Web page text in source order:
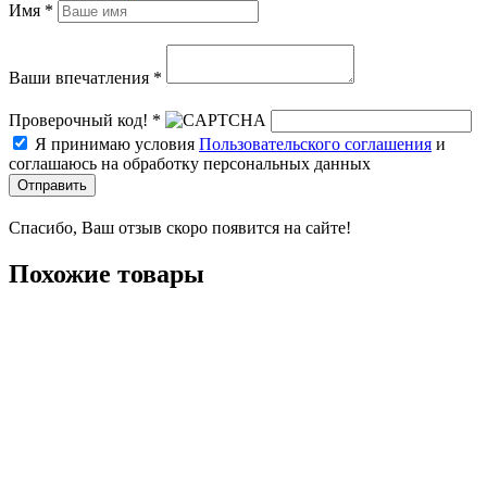
Имя *
Ваши впечатления *
Проверочный код! *
Я принимаю условия Пользовательского соглашения и
соглашаюсь на обработку персональных данных
Отправить
Спасибо, Ваш отзыв скоро появится на сайте!
Похожие товары